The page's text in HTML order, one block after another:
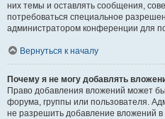
них темы и оставлять сообщения,
потребоваться специальное
администратором конференции для
Вернуться к началу
Почему я не могу добавлять
Право добавления вложений может
форума, группы или пользователя.
не разрешить добавление вложений